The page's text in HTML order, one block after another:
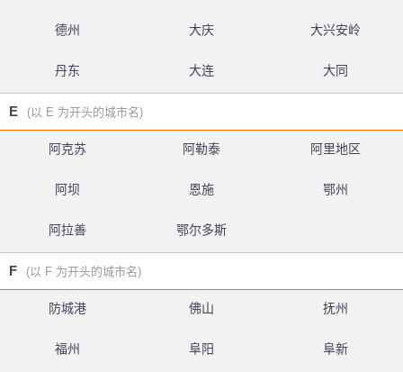
德州 大庆 大兴安岭
丹东 大连 大同
E (以 E 为开头的城市名)
阿克苏 阿勒泰 阿里地区
阿坝 恩施 鄂州
阿拉善 鄂尔多斯
F (以 F 为开头的城市名)
防城港 佛山 抚州
福州 阜阳 阜新